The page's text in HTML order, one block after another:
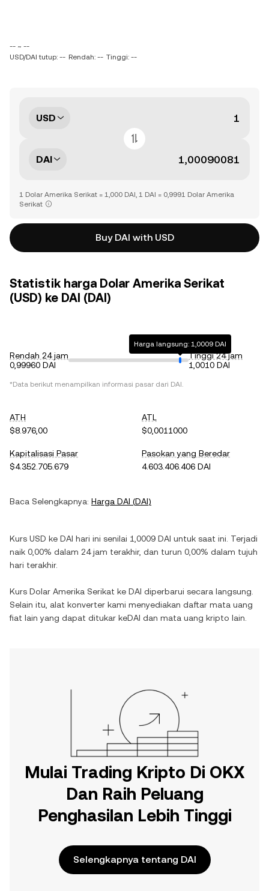
-- ~ --
USD/DAI tutup: -- Rendah: -- Tinggi: --
USD
DAI
1 Dolar Amerika Serikat = 1,000 DAI, 1 DAI = 0,9991 Dolar Amerika
Serikat
Buy DAI with USD
Statistik harga Dolar Amerika Serikat
(USD) ke DAI (DAI)
Rendah 24 jam
0,99960 DAI
Harga langsung: 1,0009 DAI
Tinggi 24 jam
1,0010 DAI
*Data berikut menampilkan informasi pasar dari DAI.
ATH
$8.976,00
ATL
$0,0011000
Kapitalisasi Pasar
$4.352.705.679
Pasokan yang Beredar
4.603.406.406 DAI
Baca Selengkapnya: Harga DAI (DAI)
Kurs USD ke DAI hari ini senilai 1,0009 DAI untuk saat ini. Terjadi
naik 0,00% dalam 24 jam terakhir, dan turun 0,00% dalam tujuh
hari terakhir.
Kurs Dolar Amerika Serikat ke DAI diperbarui secara langsung.
Selain itu, alat konverter kami menyediakan daftar mata uang
fiat lain yang dapat ditukar keDAI dan mata uang kripto lain.
Mulai Trading Kripto Di OKX
Dan Raih Peluang
Penghasilan Lebih Tinggi
Selengkapnya tentang DAI